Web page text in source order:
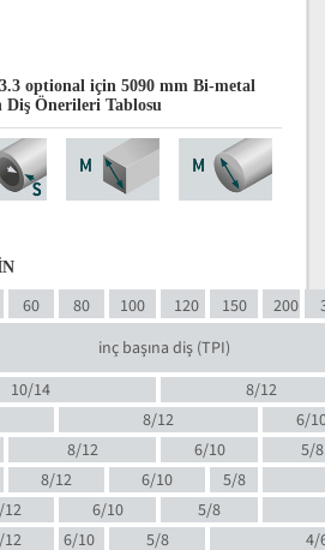
optional için 5090 mm Bi-metal
Diş Önerileri Tablosu
60 80 100 120 150 200
inç başına diş (TPI)
10/14
8/12
8/12
6/
8/12 6/10
5/8
8/12 6/10
5/8
6/10
5/8
6/10 5/8
4/